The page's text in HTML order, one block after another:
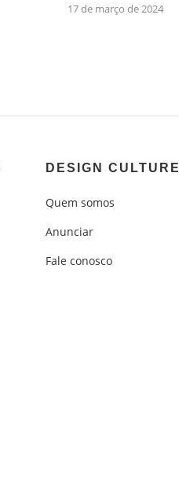
17 de março de 2024
DESIGN CULTURE
Quem somos
Anunciar
Fale conosco